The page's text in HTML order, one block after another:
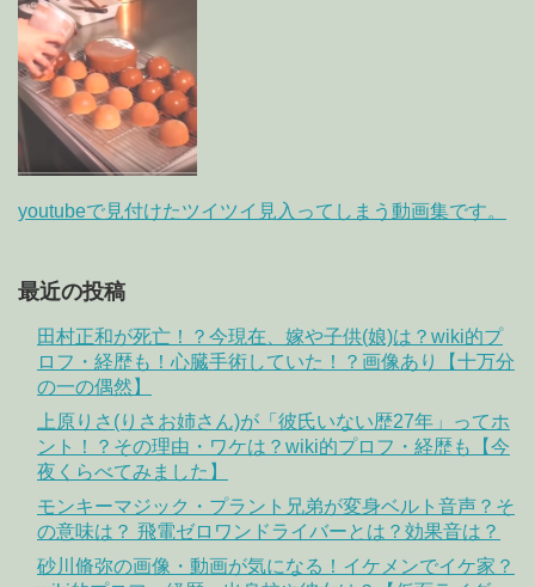
youtubeで見付けたツイツイ見入ってしまう動画集です。
最近の投稿
田村正和が死亡！？今現在、嫁や子供(娘)は？wiki的プ
ロフ・経歴も！心臓手術していた！？画像あり【十万分
の一の偶然】
上原りさ(りさお姉さん)が「彼氏いない歴27年」ってホ
ント！？その理由・ワケは？wiki的プロフ・経歴も【今
夜くらべてみました】
モンキーマジック・プラント兄弟が変身ベルト音声？そ
の意味は？ 飛電ゼロワンドライバーとは？効果音は？
砂川脩弥の画像・動画が気になる！イケメンでイケ家？